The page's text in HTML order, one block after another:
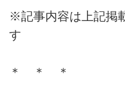
※記事内容は上記掲
す
＊ ＊ ＊